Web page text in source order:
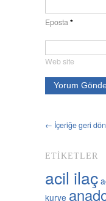
Eposta*
Web site
← İçeriğe geri dön
ETIKETLER
acil ilaç
kurye